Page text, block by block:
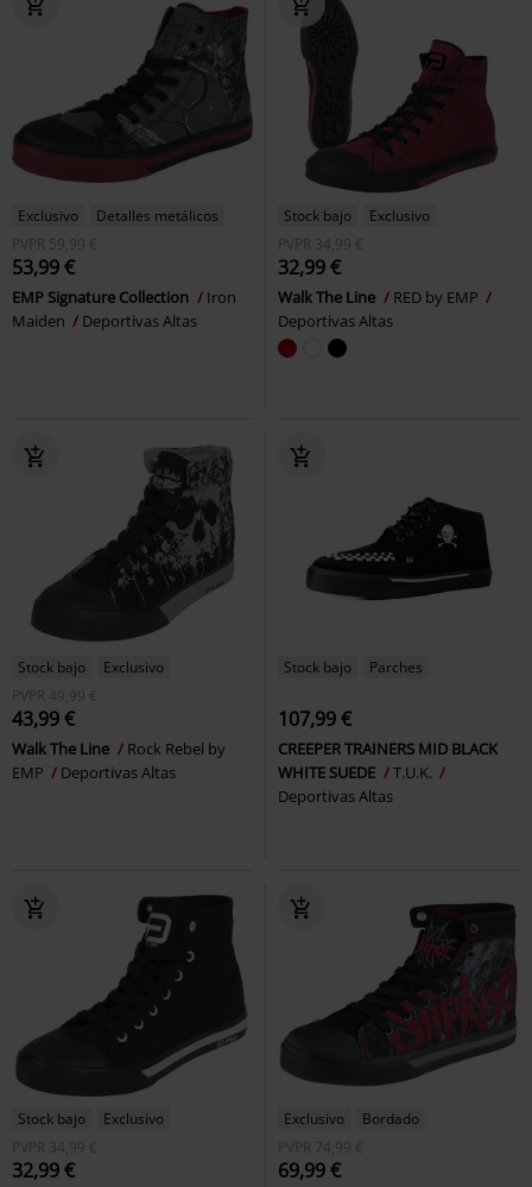
Exclusivo
Detalles metálicos
PVPR
59,99 €
53,99 €
EMP Signature Collection
Iron
Maiden
Deportivas Altas
Stock bajo
Exclusivo
PVPR 34,99 €
32,99 €
Walk The Line
RED by EMP
Deportivas Altas
Stock bajo
Exclusivo
PVPR 49,99 €
43,99 €
Walk The Line
Rock Rebel by
EMP
Deportivas Altas
Stock bajo Parches
107,99 €
CREEPER TRAINERS MID BLACK
WHITE SUEDE
T.U.K.
Deportivas Altas
Stock bajo
Exclusivo
PVPR 34,99 €
32,99 €
Exclusivo
Bordado
PVPR 74,99 €
69,99 €